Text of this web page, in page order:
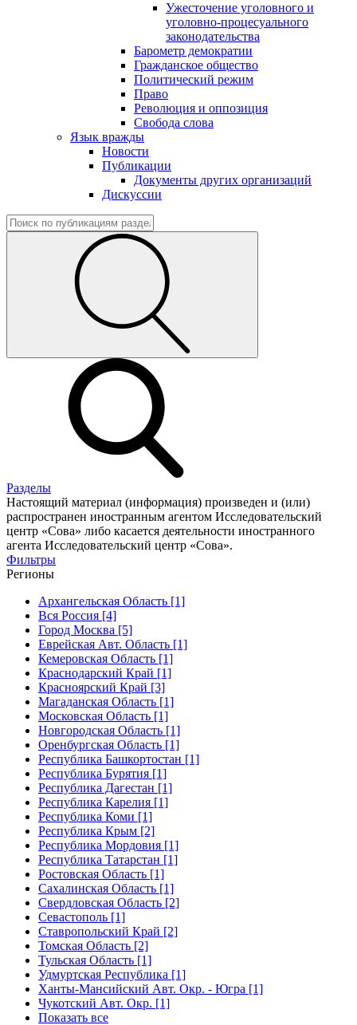
Ужесточение уголовного и
уголовно-процесуального
законодательства
Барометр демократии
Гражданское общество
Политический режим
Право
Революция и оппозиция
Свобода слова
Язык вражды
Новости
Публикации
Документы других организаций
Дискуссии
Разделы
Настоящий материал (информация) произведен и (или)
распространен иностранным агентом Исследовательский
центр «Сова» либо касается деятельности иностранного
агента Исследовательский центр «Сова».
Фильтры
Регионы
Архангельская Область [1]
Вся Россия [4]
Город Москва [5]
Еврейская Авт. Область [1]
Кемеровская Область [1]
Краснодарский Край [1]
Красноярский Край [3]
Магаданская Область [1]
Московская Область [1]
Новгородская Область [1]
Оренбургская Область [1]
Республика Башкортостан [1]
Республика Бурятия [1]
Республика Дагестан [1]
Республика Карелия [1]
Республика Коми [1]
Республика Крым [2]
Республика Мордовия [1]
Республика Татарстан [1]
Ростовская Область [1]
Сахалинская Область [1]
Свердловская Область [2]
Севастополь [1]
Ставропольский Край [2]
Томская Область [2]
Тульская Область [1]
Удмуртская Республика [1]
Ханты-Мансийский Авт. Окр. - Югра [1]
Чукотский Авт. Окр. [1]
Показать все